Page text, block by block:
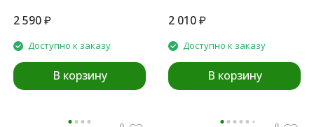
2 590₽
Доступно к заказу
В корзину
2 010₽
Доступно к заказу
В корзину